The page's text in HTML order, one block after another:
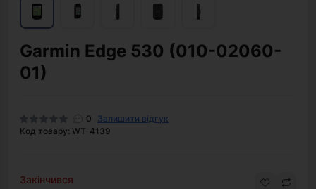
Garmin Edge 530 (010-02060-
01)
0
Залишити відгук
Код товару: WT-4139
Закінчився